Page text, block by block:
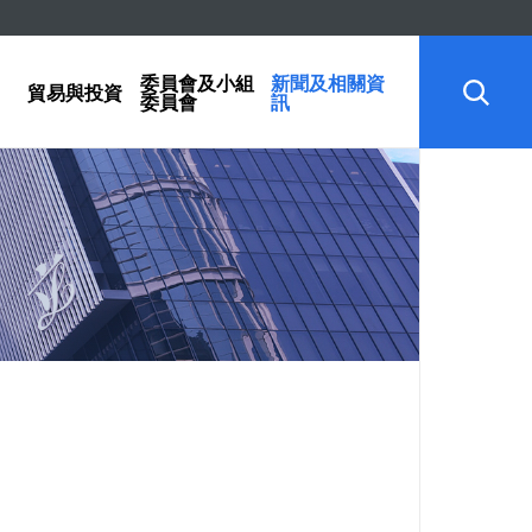
貿易與投資
委員會及小組
委員會
新聞及相關資
訊